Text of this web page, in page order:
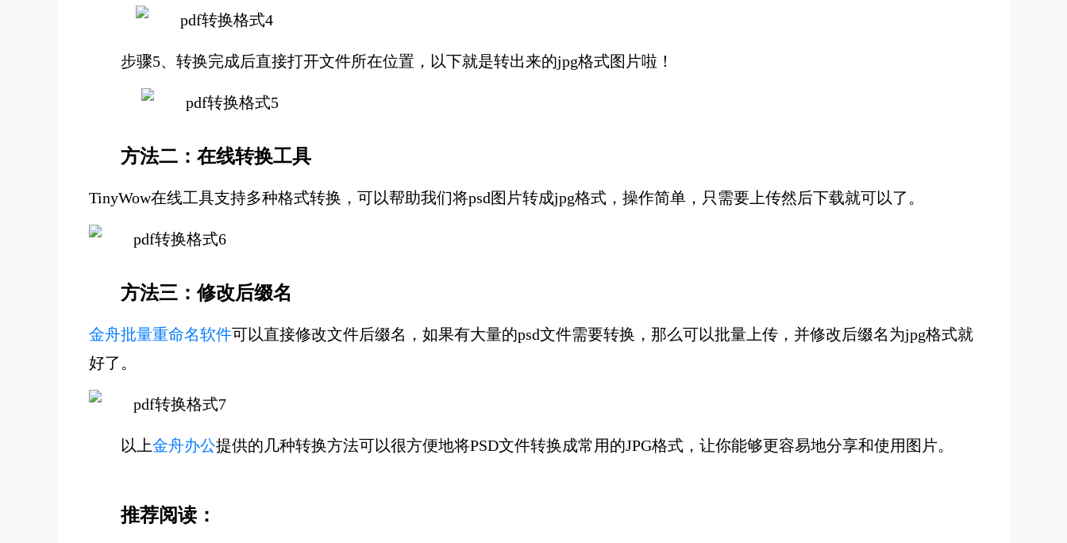
步骤5、转换完成后直接打开文件所在位置，以下就是转出来的jpg格式图片啦！
方法二：在线转换工具
TinyWow在线工具支持多种格式转换，可以帮助我们将psd图片转成jpg格式，操作简单，只需要上传然后下载就可以了。
方法三：修改后缀名
金舟批量重命名软件可以直接修改文件后缀名，如果有大量的psd文件需要转换，那么可以批量上传，并修改后缀名为jpg格式就
好了。
以上金舟办公提供的几种转换方法可以很方便地将PSD文件转换成常用的JPG格式，让你能够更容易地分享和使用图片。
推荐阅读：